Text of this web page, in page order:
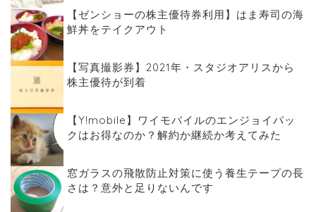
【ゼンショーの株主優待券利用】はま寿司の海
鮮丼をテイクアウト
【写真撮影券】2021年・スタジオアリスから
株主優待が到着
【Y!mobile】ワイモバイルのエンジョイパッ
クはお得なのか？解約か継続か考えてみた
窓ガラスの飛散防止対策に使う養生テープの長
さは？意外と足りないんです